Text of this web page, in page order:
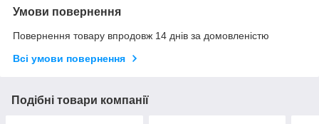
Умови повернення
Повернення товару впродовж 14 днів за домовленістю
Всі умови повернення
Подібні товари компанії